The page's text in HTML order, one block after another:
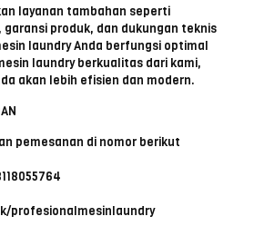
layanan tambahan seperti
produk, dan dukungan teknis
laundry Anda berfungsi optimal
laundry berkualitas dari kami,
akan lebih efisien dan modern.
pemesanan di nomor berikut
profesionalmesinlaundry